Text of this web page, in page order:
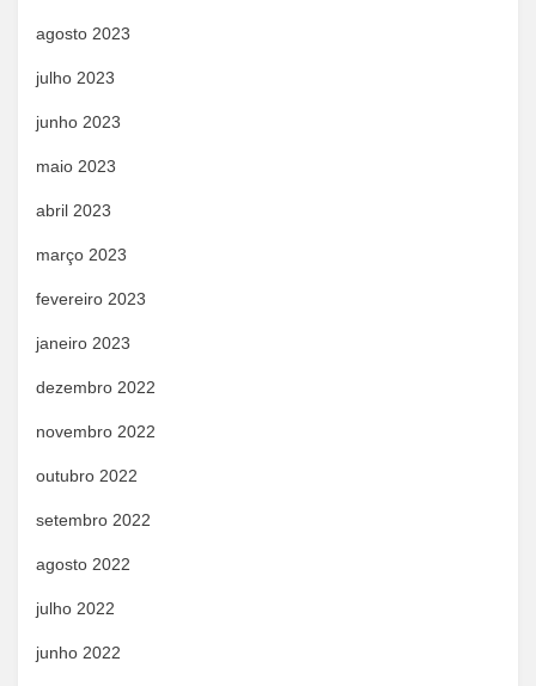
agosto 2023
julho 2023
junho 2023
maio 2023
abril 2023
março 2023
fevereiro 2023
janeiro 2023
dezembro 2022
novembro 2022
outubro 2022
setembro 2022
agosto 2022
julho 2022
junho 2022